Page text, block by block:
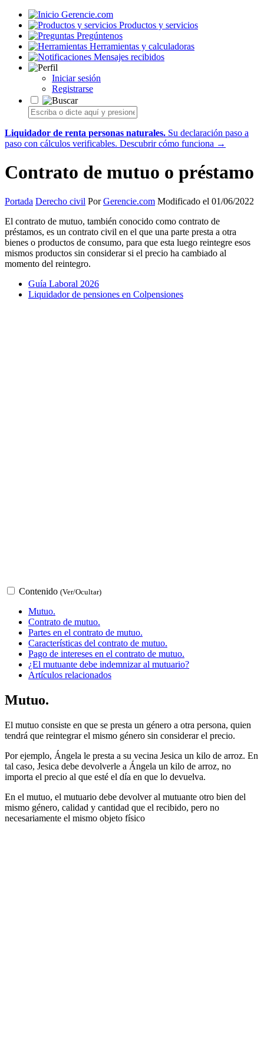
Gerencie.com
Productos y servicios
Pregúntenos
Herramientas y calculadoras
Mensajes recibidos
Iniciar sesión
Registrarse
Liquidador de renta personas naturales. Su declaración paso a
paso con cálculos verificables. Descubrir cómo funciona →
Contrato de mutuo o préstamo
Portada Derecho civil PorGerencie.com Modificado el 01/06/2022
El contrato de mutuo, también conocido como contrato de
préstamos, es un contrato civil en el que una parte presta a otra
bienes o productos de consumo, para que esta luego reintegre esos
mismos productos sin considerar si el precio ha cambiado al
momento del reintegro.
Guía Laboral 2026
Liquidador de pensiones en Colpensiones
Contenido (Ver/Ocultar)
Mutuo.
Contrato de mutuo.
Partes en el contrato de mutuo.
Características del contrato de mutuo.
Pago de intereses en el contrato de mutuo.
¿El mutuante debe indemnizar al mutuario?
Artículos relacionados
Mutuo.
El mutuo consiste en que se presta un género a otra persona, quien
tendrá que reintegrar el mismo género sin considerar el precio.
Por ejemplo, Ángela le presta a su vecina Jesica un kilo de arroz. En
tal caso, Jesica debe devolverle a Ángela un kilo de arroz, no
importa el precio al que esté el día en que lo devuelva.
En el mutuo, el mutuario debe devolver al mutuante otro bien del
mismo género, calidad y cantidad que el recibido, pero no
necesariamente el mismo objeto físico